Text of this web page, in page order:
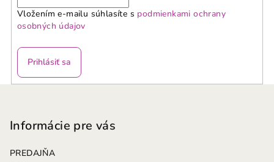
Vložením e-mailu súhlasíte s podmienkami ochrany
osobných údajov
Prihlásiť sa
Informácie pre vás
PREDAJŇA